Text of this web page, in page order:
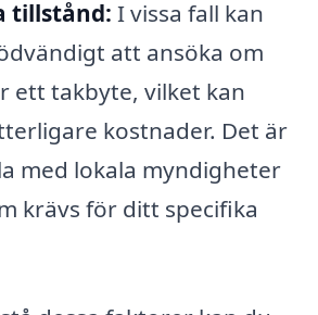
tillstånd: I vissa fall kan
att ansöka om
ett takbyte, vilket kan
kostnader. Det är
med lokala myndigheter
krävs för ditt specifika